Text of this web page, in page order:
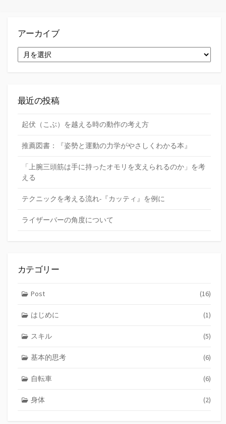
アーカイブ
ー
最近の投稿
起伏（こぶ）を越える時の動作の考え方
推薦図書：『姿勢と運動の力学がやさしくわかる本』
「上腕三頭筋は手に持ったオモリを支えられるのか」を考
える
テクニックを考える流れ-『カッティ』を例に
ライザーバーの角度について
カテゴリー
Post (16)
はじめに (1)
スキル (5)
基本的思考 (6)
自転車 (6)
身体 (2)